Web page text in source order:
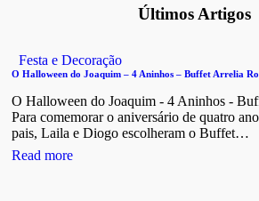
Últimos Artigos
Festa e Decoração
O Halloween do Joaquim – 4 Aninhos – Buffet Arrelia
O Halloween do Joaquim - 4 Aninhos -
Para comemorar o aniversário de quatro
pais, Laila e Diogo escolheram o Buffet…
Read more